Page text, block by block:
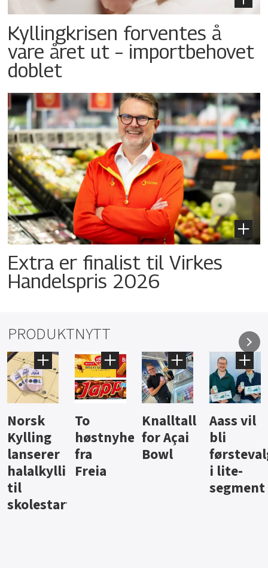
Kyllingkrisen forventes å
vare året ut – importbehovet
doblet
Extra er finalist til Virkes
Handelspris 2026
PRODUKTNYTT
Knalltall
for Açai
Bowl
Aass vil
bli
førstevalg
i lite-
Brus og
jus fra
Berentsen
Hard
iste fra
Hansa